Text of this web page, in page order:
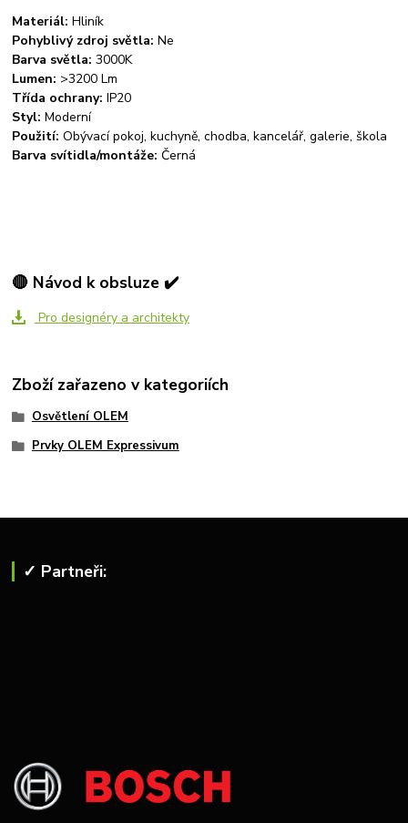
Materiál: Hliník
Pohyblivý zdroj světla: Ne
Barva světla: 3000K
Lumen: >3200 Lm
Třída ochrany: IP20
Styl: Moderní
Použití: Obývací pokoj, kuchyně, chodba, kancelář, galerie, škola
Barva svítidla/montáže: Černá
🔴 Návod k obsluze ✔️
Pro designéry a architekty
Zboží zařazeno v kategoriích
Osvětlení OLEM
Prvky OLEM Expressivum
✓ Partneři: